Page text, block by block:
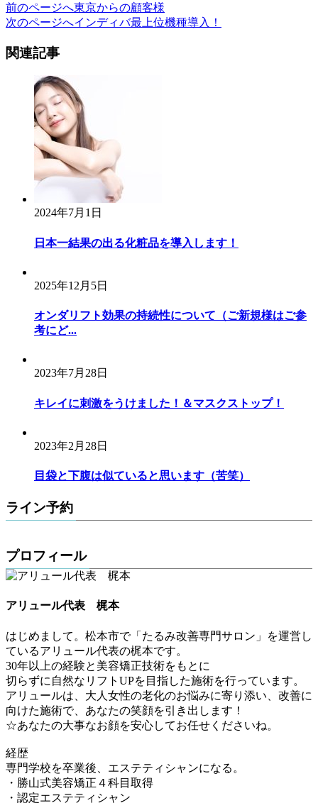
投
稿
ナ
前のページへ東京からの顧客様
次のページへインディバ最上位機種導入！
関連記事
2024年7月1日
日本一結果の出る化粧品を導入します！
2025年12月5日
オンダリフト効果の持続性について（ご新規様はご参
考にど...
2023年7月28日
キレイに刺激をうけました！＆マスクストップ！
2023年2月28日
目袋と下腹は似ていると思います（苦笑）
ライン予約
プロフィール
アリュール代表 梶本
はじめまして。松本市で「たるみ改善専門サロン」を運営し
ているアリュール代表の梶本です。
30年以上の経験と美容矯正技術をもとに
切らずに自然なリフトUPを目指した施術を行っています。
アリュールは、大人女性の老化のお悩みに寄り添い、改善に
向けた施術で、あなたの笑顔を引き出します！
☆あなたの大事なお顔を安心してお任せくださいね。
経歴
専門学校を卒業後、エステティシャンになる。
・勝山式美容矯正４科目取得
・認定エステティシャン